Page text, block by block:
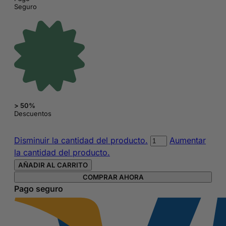
Seguro
> 50%
Descuentos
Disminuir la cantidad del producto. Mochila
la
Patrulla
Aumentar
la cantidad del producto.
AÑADIR AL CARRITO
COMPRAR AHORA
Pago seguro